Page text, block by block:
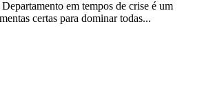
em tempos de crise é um
certas para dominar todas...